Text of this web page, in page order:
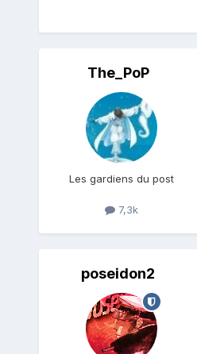
The_PoP
Les gardiens du post
7,3k
poseidon2